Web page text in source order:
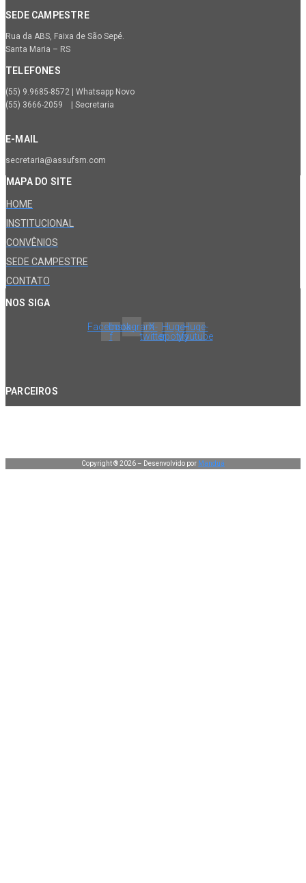
SEDE CAMPESTRE
Rua da ABS, Faixa de São Sepé.
Santa Maria – RS
TELEFONES
(55) 9.9685-8572 | Whatsapp Novo
(55) 3666-2059 | Secretaria
E-MAIL
secretaria@assufsm.com
MAPA DO SITE
HOME
INSTITUCIONAL
CONVÊNIOS
SEDE CAMPESTRE
CONTATO
NOS SIGA
Facebook-
f
InstagramX-
twitter
Huge-
spotify
Huge-
youtube
PARCEIROS
Copyright ® 2026 – Desenvolvido por Manduá